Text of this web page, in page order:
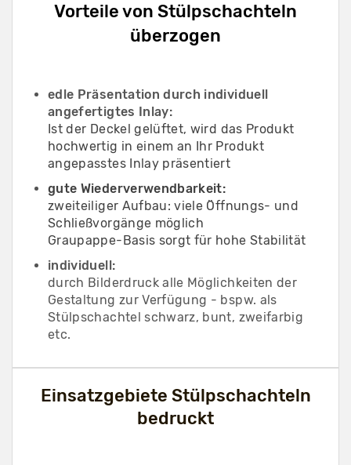
Vorteile von Stülpschachteln
überzogen
edle Präsentation durch individuell
angefertigtes Inlay:
Ist der Deckel gelüftet, wird das Produkt
hochwertig in einem an Ihr Produkt
angepasstes Inlay präsentiert
gute Wiederverwendbarkeit:
zweiteiliger Aufbau: viele Öffnungs- und
Schließvorgänge möglich
Graupappe-Basis sorgt für hohe Stabilität
individuell:
durch Bilderdruck alle Möglichkeiten der
Gestaltung zur Verfügung - bspw. als
Stülpschachtel schwarz, bunt, zweifarbig
etc.
Einsatzgebiete Stülpschachteln
bedruckt